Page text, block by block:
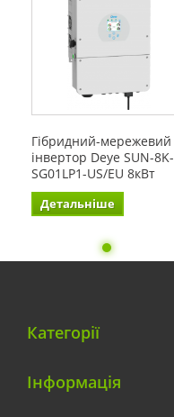
Гібридний-мережевий
інвертор Deye SUN-8K-
SG01LP1-US/EU 8кВт
Детальніше
Категорії
Інформація